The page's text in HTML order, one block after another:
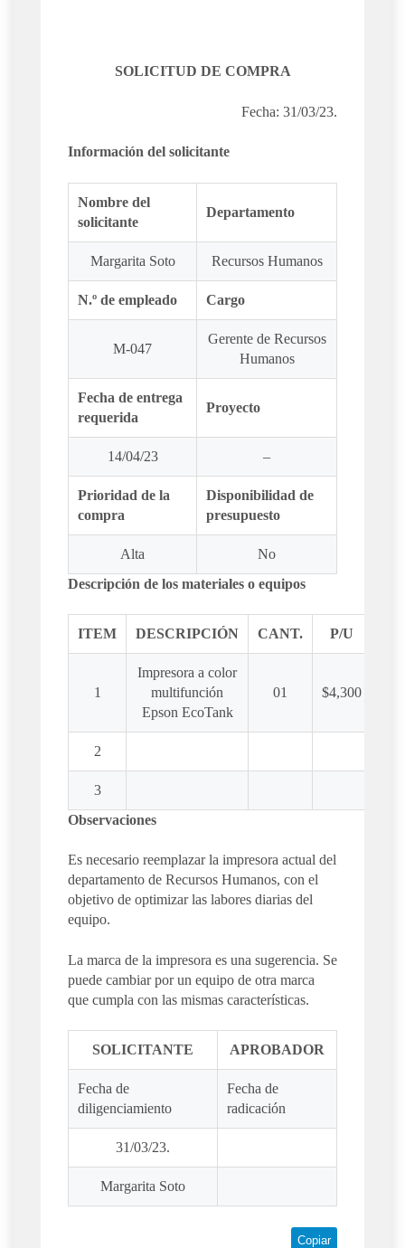
SOLICITUD DE COMPRA
Fecha: 31/03/23.
Información del solicitante
Nombre del
solicitante
Departamento
Margarita Soto Recursos Humanos
N.º de empleado Cargo
M-047
Gerente de Recursos
Humanos
Fecha de entrega
requerida
Proyecto
14/04/23 –
Prioridad de la
compra
Disponibilidad de
presupuesto
Alta
No
Descripción de los materiales o equipos
ITEM DESCRIPCIÓN CANT. P/U
1
Impresora a color
multifunción
Epson EcoTank
01 $4,300
2
3
Observaciones
Es necesario reemplazar la impresora actual del
departamento de Recursos Humanos, con el
objetivo de optimizar las labores diarias del
equipo.
La marca de la impresora es una sugerencia. Se
puede cambiar por un equipo de otra marca
que cumpla con las mismas características.
SOLICITANTE APROBADOR
Fecha de
diligenciamiento
Fecha de
radicación
31/03/23.
Margarita Soto
Copiar